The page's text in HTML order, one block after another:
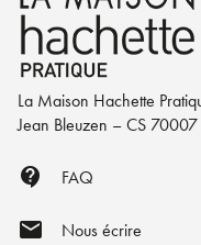
La Maison Hachette
Jean Bleuzen – CS
contact_support FAQ
mail Nous écrire